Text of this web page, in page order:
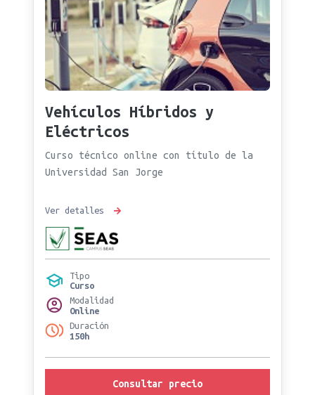
Vehículos Híbridos y
Eléctricos
Curso técnico online con título de la
Universidad San Jorge
Ver detalles
Tipo
Curso
Modalidad
Online
Duración
150h
Consultar precio